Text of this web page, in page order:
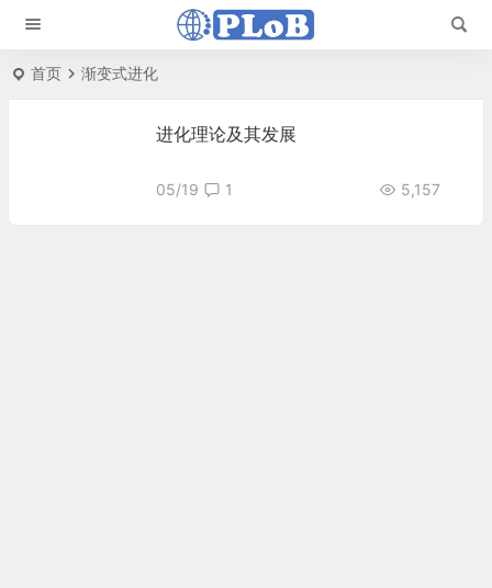
首页 渐变式进化
进化理论及其发展
05/19 5,157
1